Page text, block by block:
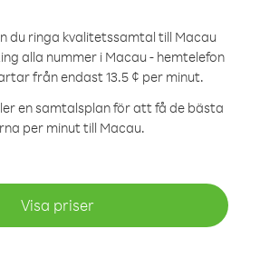
du ringa kvalitetssamtal till Macau
alla nummer i Macau - hemtelefon
från endast 13.5 ¢ per minut.
en samtalsplan för att få de bästa
per minut till Macau.
Visa priser